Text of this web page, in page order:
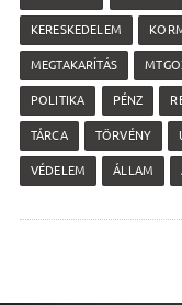
KERESKEDELEM
MEGTAKARÍTÁS
POLITIKA PÉNZ
TÁRCA TÖRVÉNY
VÉDELEM ÁLLAM